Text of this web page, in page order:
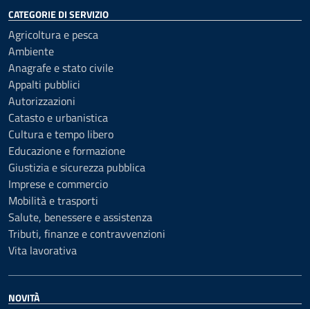
CATEGORIE DI SERVIZIO
Agricoltura e pesca
Ambiente
Anagrafe e stato civile
Appalti pubblici
Autorizzazioni
Catasto e urbanistica
Cultura e tempo libero
Educazione e formazione
Giustizia e sicurezza pubblica
Imprese e commercio
Mobilità e trasporti
Salute, benessere e assistenza
Tributi, finanze e contravvenzioni
Vita lavorativa
NOVITÀ